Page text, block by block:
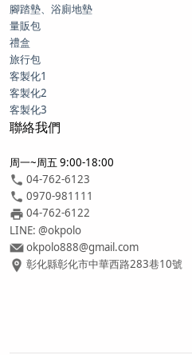
腳踏墊、浴廁地墊
量販包
禮盒
旅行包
客製化1
客製化2
客製化3
聯絡我們
周一~周五 9:00-18:00
04-762-6123
0970-981111
04-762-6122
LINE: @okpolo
okpolo888@gmail.com
彰化縣彰化市中華西路283巷10號